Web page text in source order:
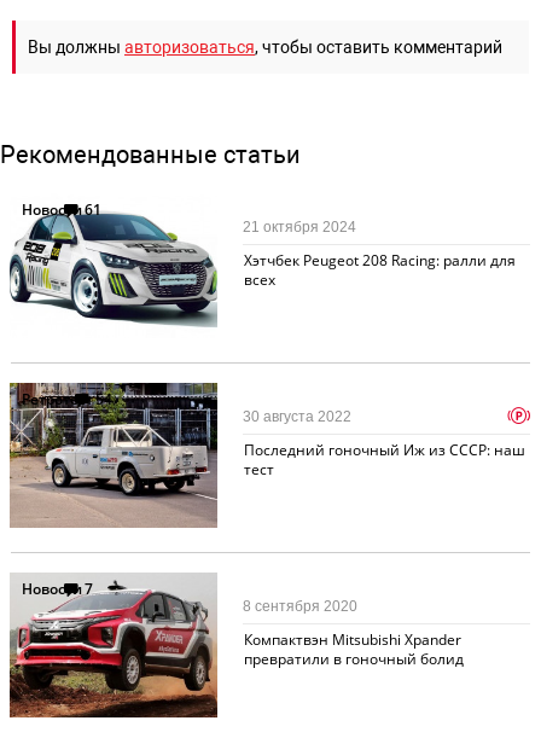
Вы должны авторизоваться, чтобы оставить комментарий
Рекомендованные статьи
Новости61
Хэтчбек Peugeot 208 Racing: ралли для
всех
21 октября 2024
Ретротест54
Последний гоночный Иж из СССР: наш
тест
30 августа 2022 p
Новости7
Компактвэн Mitsubishi Xpander
превратили в гоночный болид
8 сентября 2020